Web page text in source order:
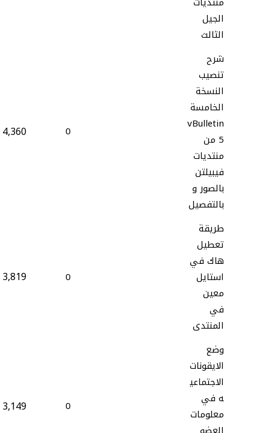
الجيل
الثالث
شرح
تنصيب
النسخة
الخامسة
vBulletin
5 من
منتديات
فيبيلتن
بالصور و
بالتفصيل
0
4,360
طريقة
تعطيل
هاك في
استايل
معين
في
المنتدى
0
3,819
وضع
الايقونات
الاجتماعي
ه في
معلومات
0
3,149